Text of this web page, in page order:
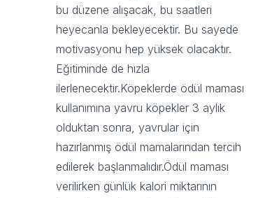
bu düzene alışacak, bu saatleri
heyecanla bekleyecektir. Bu sayede
motivasyonu hep yüksek olacaktır.
Eğitiminde de hızla
ilerlenecektir.Köpeklerde ödül maması
kullanımına yavru köpekler 3 aylık
olduktan sonra, yavrular için
hazırlanmış ödül mamalarından tercih
edilerek başlanmalıdır.Ödül maması
verilirken günlük kalori miktarının